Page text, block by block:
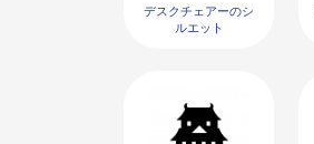
デスクチェアーのシ
ルエット